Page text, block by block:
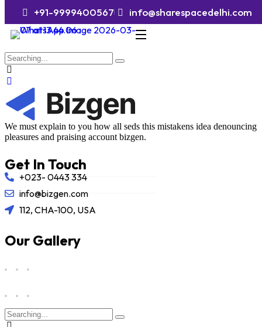
We must explain to you how all seds this mistakens idea denouncing
pleasures and praising account bizgen.
Get In Touch
+023- 0443 334
info@bizgen.com
112, CHA-100, USA
Our Gallery
+91-9999400567 info@sharespacedelhi.com